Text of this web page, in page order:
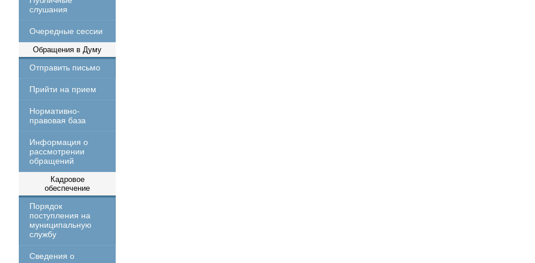
слушания
Очередные сессии
Обращения в Думу
Отправить письмо
Прийти на прием
Нормативно-
правовая база
Информация о
рассмотрении
обращений
Кадровое
обеспечение
Порядок
поступления на
муниципальную
службу
Сведения о